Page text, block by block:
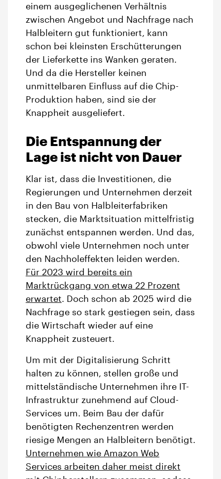
einem ausgeglichenen Verhältnis
zwischen Angebot und Nachfrage nach
Halbleitern gut funktioniert, kann
schon bei kleinsten Erschütterungen
der Lieferkette ins Wanken geraten.
Und da die Hersteller keinen
unmittelbaren Einfluss auf die Chip-
Produktion haben, sind sie der
Knappheit ausgeliefert.
Die Entspannung der
Lage ist nicht von Dauer
Klar ist, dass die Investitionen, die
Regierungen und Unternehmen derzeit
in den Bau von Halbleiterfabriken
stecken, die Marktsituation mittelfristig
zunächst entspannen werden. Und das,
obwohl viele Unternehmen noch unter
den Nachholeffekten leiden werden.
Für 2023 wird bereits ein
Marktrückgang von etwa 22 Prozent
erwartet. Doch schon ab 2025 wird die
Nachfrage so stark gestiegen sein, dass
die Wirtschaft wieder auf eine
Knappheit zusteuert.
Um mit der Digitalisierung Schritt
halten zu können, stellen große und
mittelständische Unternehmen ihre IT-
Infrastruktur zunehmend auf Cloud-
Services um. Beim Bau der dafür
benötigten Rechenzentren werden
riesige Mengen an Halbleitern benötigt.
Unternehmen wie Amazon Web
Services arbeiten daher meist direkt